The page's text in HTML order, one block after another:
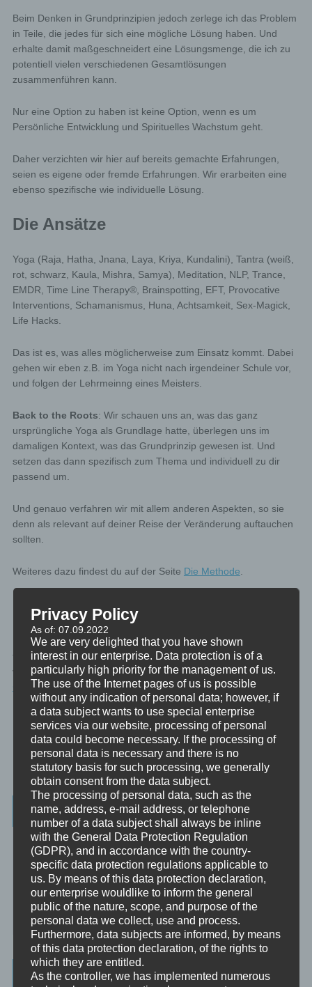
Beim Denken in Grundprinzipien jedoch zerlege ich das Problem
in Teile, die jedes für sich eine mögliche Lösung haben. Und
erhalte damit maßgeschneidert eine Lösungsmenge, die ich zu
potentiell vielen verschiedenen Gesamtlösungen
zusammenführen kann.
Nur eine Option zu haben ist keine Option, wenn es um
Persönliche Entwicklung und Spirituelles Wachstum geht.
Daher verzichten wir hier auf bereits gemachte Erfahrungen,
seien es eigene oder fremde Erfahrungen. Wir erarbeiten eine
ebenso spezifische wie individuelle Lösung.
Die Ansätze
Yoga (Raja, Hatha, Jnana, Laya, Kriya, Kundalini), Tantra (weiß,
rot, schwarz, Kaula, Mishra, Samya), Meditation, NLP, Trance,
EMDR, Time Line Therapy®, Brainspotting, EFT, Provocative
Interventions, Schamanismus, Huna, Achtsamkeit, Sex-Magick,
Life Hacks.
Das ist es, was alles möglicherweise zum Einsatz kommt. Dabei
gehen wir eben z.B. im Yoga nicht nach irgendeiner Schule vor,
und folgen der Lehrmeinng eines Meisters.
Back to the Roots: Wir schauen uns an, was das ganz
ursprüngliche Yoga als Grundlage hatte, überlegen uns im
damaligen Kontext, was das Grundprinzip gewesen ist. Und
setzen das dann spezifisch zum Thema und individuell zu dir
passend um.
Und genauo verfahren wir mit allem anderen Aspekten, so sie
denn als relevant auf deiner Reise der Veränderung auftauchen
sollten.
Weiteres dazu findest du auf der Seite Die Methode
Coaching und Mentoring
Du bist interessiert an einem Einzelcoaching? Bitte fülle das
folgende Formular aus, und beantworte die Fragen ebenso
vollständig und ausführlich, wie offen und ehrlich.
⇒ Anmeldeformular
Weitere Informationen
Christoph – Unternehmensberatung, Personenberatung und
Supervision:
☞ www.christoph.solutions
Psychologische Beratung:
☞ psychologischeberatung.online
Worum es hier geht ...
Privacy Policy
As of: 07.09.2022
We are very delighted that you have shown
interest in our enterprise. Data protection is of a
particularly high priority for the management of us.
The use of the Internet pages of us is possible
without any indication of personal data; however, if
a data subject wants to use special enterprise
services via our website, processing of personal
data could become necessary. If the processing of
personal data is necessary and there is no
statutory basis for such processing, we generally
obtain consent from the data subject.
The processing of personal data, such as the
name, address, e-mail address, or telephone
number of a data subject shall always be inline
with the General Data Protection Regulation
(GDPR), and in accordance with the country-
specific data protection regulations applicable to
us. By means of this data protection declaration,
our enterprise wouldlike to inform the general
public of the nature, scope, and purpose of the
personal data we collect, use and process.
Furthermore, data subjects are informed, by means
of this data protection declaration, of the rights to
which they are entitled.
As the controller, we has implemented numerous